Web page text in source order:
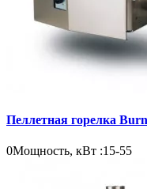
Пеллетная горелка
0Мощность, кВт :15-55